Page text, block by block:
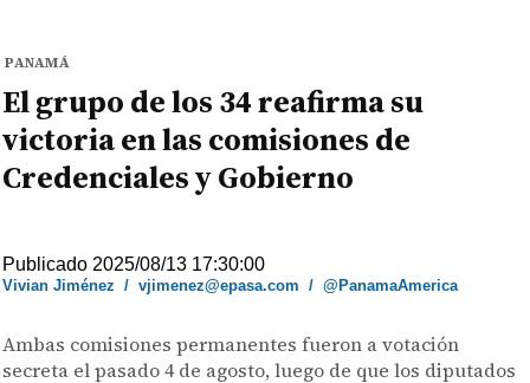
PANAMÁ
El grupo de los 34 reafirma su
victoria en las comisiones de
Credenciales y Gobierno
Publicado 2025/08/13 17:30:00
Vivian Jiménez /vjimenez@epasa.com /@PanamaAmerica
Ambas comisiones permanentes fueron a votación
secreta el pasado 4 de agosto, luego de que los diputados